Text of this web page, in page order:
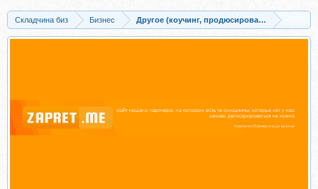
Складчина биз Бизнес
Другое (коучинг, продюсирование, сетевой
Скачать Нечто. Восьмой сезон (Михаил Дашкиев, Андрей Калашников)